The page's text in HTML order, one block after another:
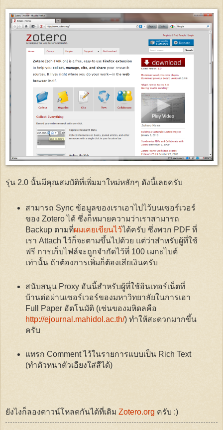
รุ่น 2.0 นั้นมีคุณสมบัติที่เพิ่มมาใหม่หลักๆ ดังนี้เลยครับ
สามารถ Sync ข้อมูลของเราเอาไปไว้บนเซอร์เวอร์
ของ Zotero ได้ ซึ่งก็หมายความว่าเราสามารถ
Backup ตามที่ผมเคยเขียนไว้ได้ครับ ซึ่งพวก PDF ที่
เรา Attach ไว้ก็จะตามขึ้นไปด้วย แต่ว่าสำหรับผู้ที่ใช้
ฟรี การเก็บไฟล์จะถูกจำกัดไว้ที่ 100 เมกะไบต์
เท่านั้น ถ้าต้องการเพิ่มก็ต้องเสียเงินครับ
สนับสนุน Proxy อันนี้สำหรับผู้ที่ใช้อินเทอร์เน็ตที่
บ้านต่อผ่านเซอร์เวอร์ของมหาวิทยาลัยในการเอา
Full Paper อัตโนมัติ (เช่นของมหิดลคือ
http://ejournal.mahidol.ac.th/) ทำให้สะดวกมากขึ้น
ครับ
แทรก Comment ไว้ในรายการแบบเป็น Rich Text
(ทำตัวหนาตัวเอียงใส่สีได้)
ยังไงก็ลองดาวน์โหลดกันได้ที่เดิม Zotero.org ครับ :)